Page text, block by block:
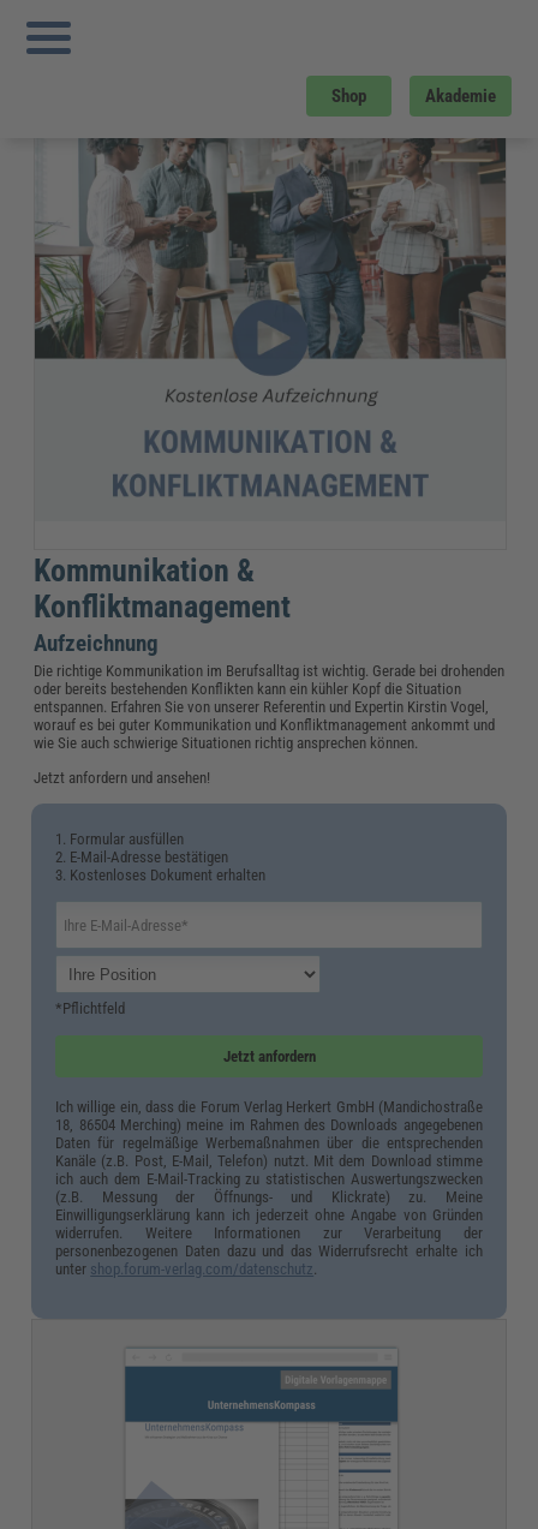
Shop Akademie
Sie sind hier:
Aufzeichnung Kommunikation und Konfliktmanagement
Kommunikation &
Konfliktmanagement
Aufzeichnung
Die richtige Kommunikation im Berufsalltag ist wichtig. Gerade bei drohenden
oder bereits bestehenden Konflikten kann ein kühler Kopf die Situation
entspannen. Erfahren Sie von unserer Referentin und Expertin Kirstin Vogel,
worauf es bei guter Kommunikation und Konfliktmanagement ankommt und
wie Sie auch schwierige Situationen richtig ansprechen können.
Jetzt anfordern und ansehen!
1. Formular ausfüllen
2. E-Mail-Adresse bestätigen
3. Kostenloses Dokument erhalten
*Pflichtfeld
Jetzt anfordern
Ich willige ein, dass die Forum Verlag Herkert GmbH (Mandichostraße
18, 86504 Merching) meine im Rahmen des Downloads angegebenen
Daten für regelmäßige Werbemaßnahmen über die entsprechenden
Kanäle (z.B. Post, E-Mail, Telefon) nutzt. Mit dem Download stimme
ich auch dem E-Mail-Tracking zu statistischen Auswertungszwecken
(z.B. Messung der Öffnungs- und Klickrate) zu. Meine
Einwilligungserklärung kann ich jederzeit ohne Angabe von Gründen
widerrufen. Weitere Informationen zur Verarbeitung der
personenbezogenen Daten dazu und das Widerrufsrecht erhalte ich
unter shop.forum-verlag.com/datenschutz.